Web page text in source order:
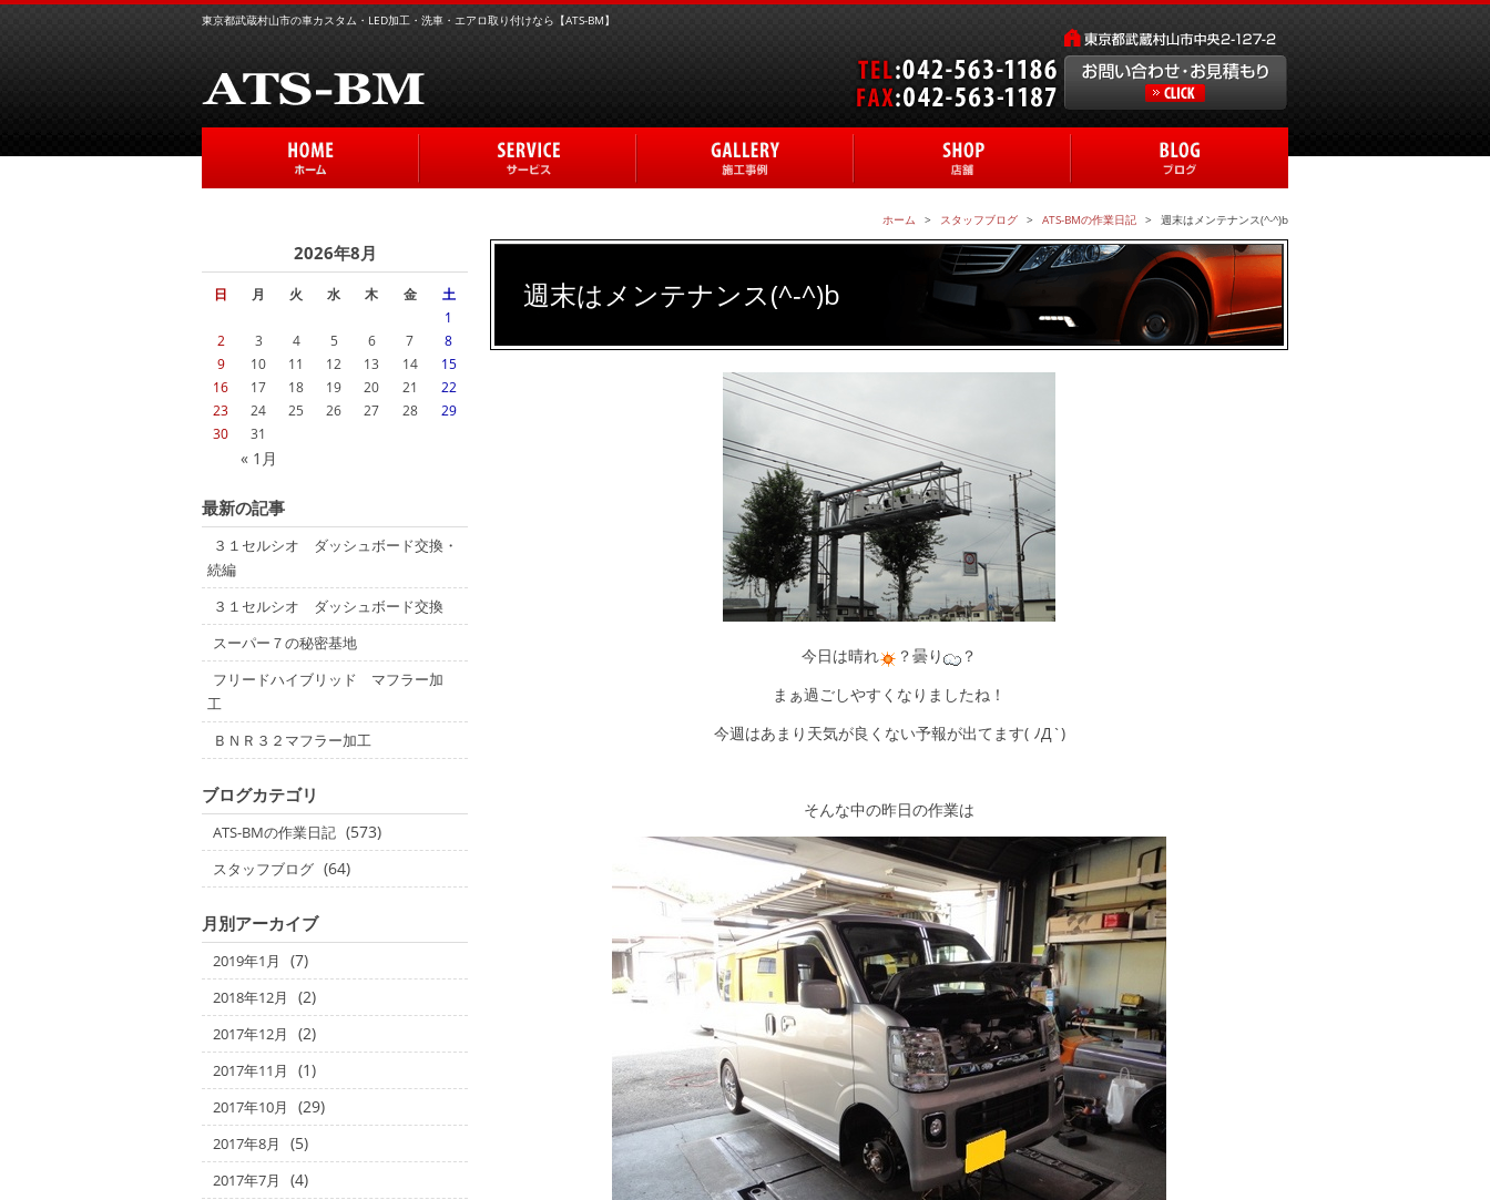
東京都武蔵村山市の車カスタム・LED加工・洗車・エアロ取り付けなら【ATS-BM】
ホーム スタッフブログ ATS-BMの作業日記 週末はメンテナンス(^-^)b
週末はメンテナンス(^-^)b
今日は晴れ ？曇り
？
まぁ過ごしやすくなりましたね！
今週はあまり天気が良くない予報が出てます( ﾉД`)
そんな中の昨日の作業は
2026年8月
日 月 火 水 木 金 土
« 1月
1
2
3 4 5 6 7
8
9
10 11 12 13 14
15
16
17 18 19 20 21
22
23
24 25 26 27 28
29
30
31
最新の記事
３１セルシオ ダッシュボード交換・
続編
３１セルシオ ダッシュボード交換
スーパー７の秘密基地
フリードハイブリッド マフラー加
工
ＢＮＲ３２マフラー加工
ブログカテゴリ
ATS-BMの作業日記 (573)
スタッフブログ (64)
月別アーカイブ
2019年1月 (7)
2018年12月 (2)
2017年12月 (2)
2017年11月 (1)
2017年10月 (29)
2017年8月 (5)
2017年7月 (4)